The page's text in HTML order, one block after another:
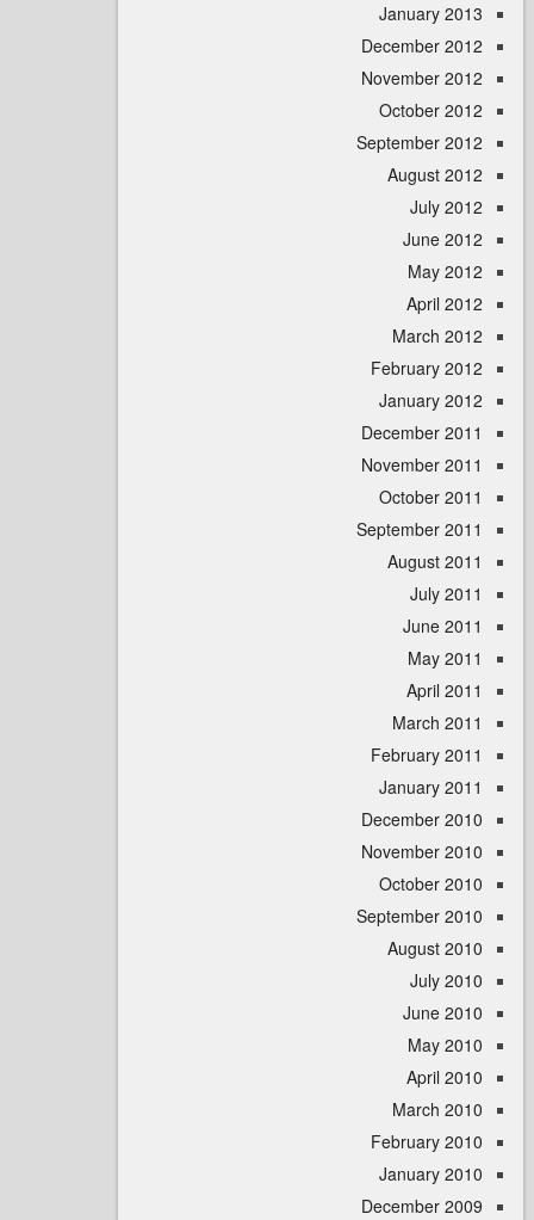
January
December
November
October
September
August
July
June
May
April
March
February
January
December
November
October
September
August
July
June
May
April
March
February
January
December
November
October
September
August
July
June
May
April
March
February
January
December